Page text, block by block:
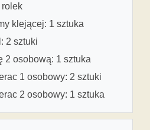
rolek
klejącej: 1 sztuka
2 sztuki
2 osobową: 1 sztuka
1 osobowy: 2 sztuki
2 osobowy: 1 sztuka